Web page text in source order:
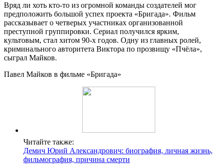
Вряд ли хоть кто-то из огромной команды создателей мог
предположить большой успех проекта «Бригада». Фильм
рассказывает о четверых участниках организованной
преступной группировки. Сериал получился ярким,
культовым, стал хитом 90-х годов. Одну из главных ролей,
криминального авторитета Виктора по прозвищу «Пчёла»,
сыграл Майков.
Павел Майков в фильме «Бригада»
Читайте также:
Демич Юрий Александрович: биография, личная жизнь,
фильмография, причина смерти